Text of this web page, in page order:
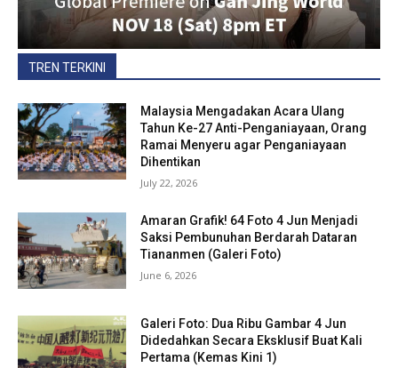
TREN TERKINI
Malaysia Mengadakan Acara Ulang
Tahun Ke-27 Anti-Penganiayaan, Orang
Ramai Menyeru agar Penganiayaan
Dihentikan
July 22, 2026
Amaran Grafik! 64 Foto 4 Jun Menjadi
Saksi Pembunuhan Berdarah Dataran
Tiananmen (Galeri Foto)
June 6, 2026
Galeri Foto: Dua Ribu Gambar 4 Jun
Didedahkan Secara Eksklusif Buat Kali
Pertama (Kemas Kini 1)